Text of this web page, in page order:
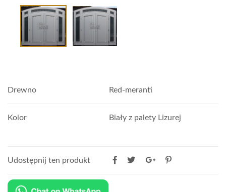
Drewno Red-meranti
Kolor Biały z palety Lizurej
Udostępnij ten produkt